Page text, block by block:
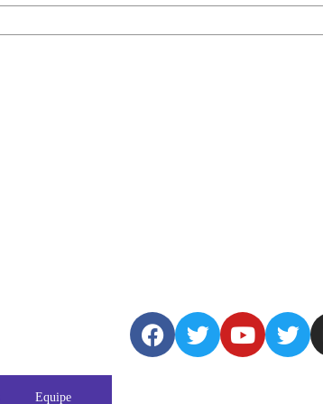
Equipe